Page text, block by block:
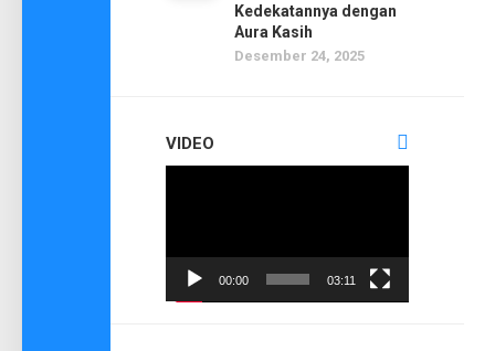
Kedekatannya dengan
Aura Kasih
Desember 24, 2025
VIDEO
00:00 03:11